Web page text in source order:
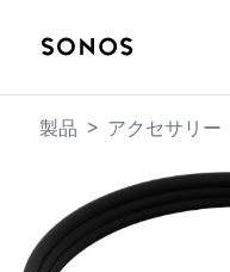
製品 > アクセサリー